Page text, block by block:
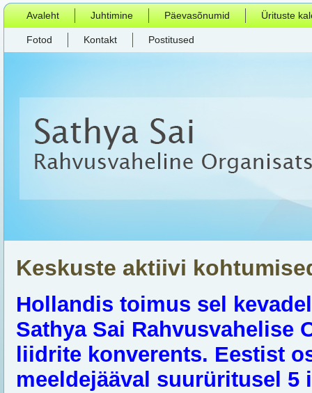
Avaleht Juhtimine Päevasõnumid Ürituste
Fotod Kontakt Postitused
Keskuste aktiivi
Hollandis toimus sel
Sathya Sai Rahvusvahelise
liidrite konverents. Eestist
meeldejääval suurüritusel 5